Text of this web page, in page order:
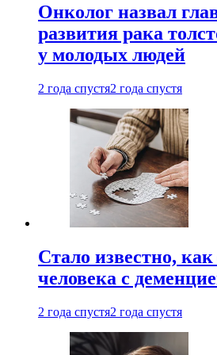
Онколог назвал
развития рака
у молодых людей
2 года спустя2 года спустя
Стало известно, как
человека с
2 года спустя2 года спустя